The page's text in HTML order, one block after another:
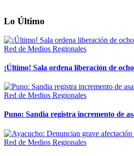
Lo Último
Red de Medios Regionales
¡Último! Sala ordena liberación de
Red de Medios Regionales
Puno: Sandia registra incremento de
Red de Medios Regionales